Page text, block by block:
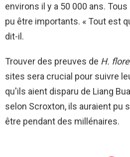
environs il y a 50 000 ans.
pu être importants. « Tout est
dit-il.
Trouver des preuves de H.
sites sera crucial pour suivre
qu'ils aient disparu de Liang
selon Scroxton, ils auraient pu
être pendant des millénaires.